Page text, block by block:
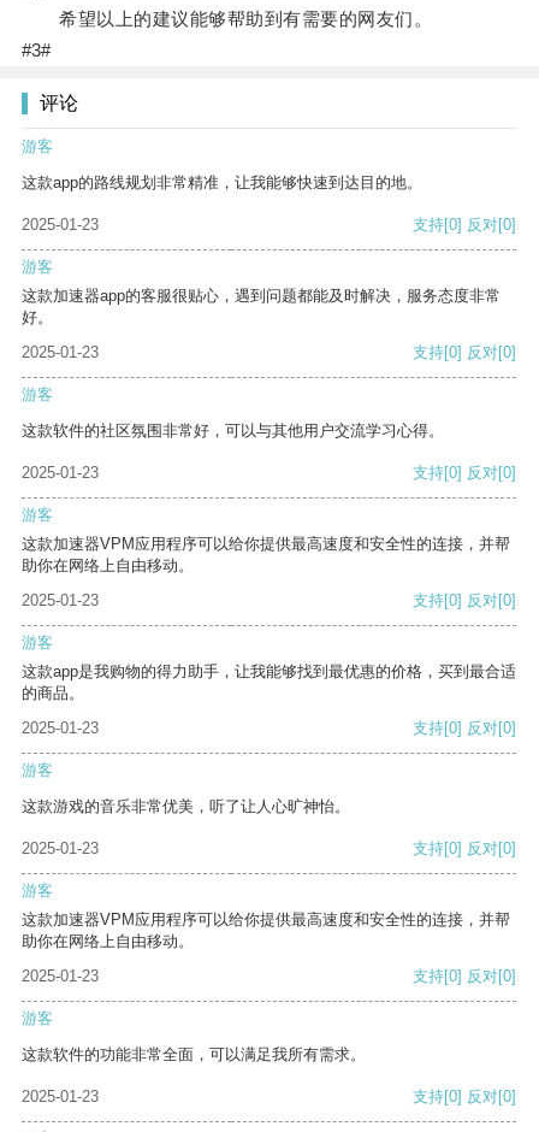
希望以上的建议能够帮助到有需要的网友们。
#3#
评论
游客
这款app的路线规划非常精准，让我能够快速到达目的地。
2025-01-23 支持[0] 反对[0]
游客
这款加速器app的客服很贴心，遇到问题都能及时解决，服务态度非常
好。
2025-01-23
支持[0] 反对[0]
游客
这款软件的社区氛围非常好，可以与其他用户交流学习心得。
2025-01-23 支持[0] 反对[0]
游客
这款加速器VPM应用程序可以给你提供最高速度和安全性的连接，并帮
助你在网络上自由移动。
2025-01-23
支持[0] 反对[0]
游客
这款app是我购物的得力助手，让我能够找到最优惠的价格，买到最合适
的商品。
2025-01-23
支持[0] 反对[0]
游客
这款游戏的音乐非常优美，听了让人心旷神怡。
2025-01-23 支持[0] 反对[0]
游客
这款加速器VPM应用程序可以给你提供最高速度和安全性的连接，并帮
助你在网络上自由移动。
2025-01-23
支持[0] 反对[0]
游客
这款软件的功能非常全面，可以满足我所有需求。
2025-01-23 支持[0] 反对[0]